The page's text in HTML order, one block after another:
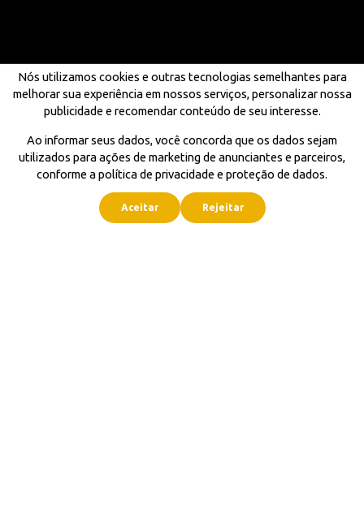
Nós utilizamos cookies e outras tecnologias semelhantes para
melhorar sua experiência em nossos serviços, personalizar nossa
publicidade e recomendar conteúdo de seu interesse.
Ao informar seus dados, você concorda que os dados sejam
utilizados para ações de marketing de anunciantes e parceiros,
conforme a política de privacidade e proteção de dados.
Aceitar Rejeitar